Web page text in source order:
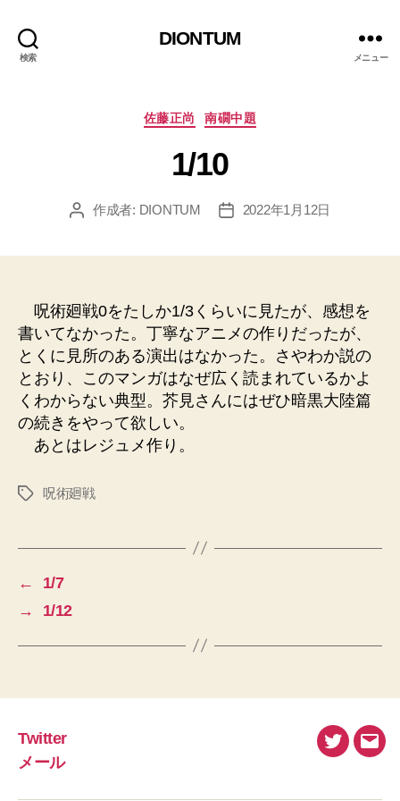
検索
DIONTUM
メニュー
カ
ゴ
リ
佐藤正尚 南礀中題
1/10
投 作成者: DIONTUM
投
2022年1月12日
呪術廻戦0をたしか1/3くらいに見たが、感想を
書いてなかった。丁寧なアニメの作りだったが、
とくに見所のある演出はなかった。さやわか説の
とおり、このマンガはなぜ広く読まれているかよ
くわからない典型。芥見さんにはぜひ暗黒大陸篇
の続きをやって欲しい。
あとはレジュメ作り。
タ
呪術廻戦
←
1/7
→
1/12
Twitter
メール
Twitterメ